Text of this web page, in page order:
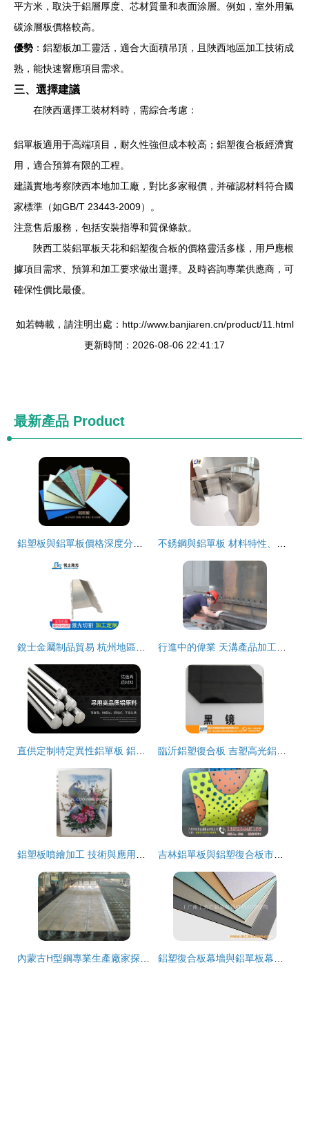
平方米，取決于鋁層厚度、芯材質量和表面涂層。例如，室外用氟
碳涂層板價格較高。
優勢 ：鋁塑板加工靈活，適合大面積吊頂，且陜西地區加工技術成
熟，能快速響應項目需求。
三、選擇建議
在陜西選擇工裝材料時，需綜合考慮：
鋁單板適用于高端項目，耐久性強但成本較高；鋁塑復合板經濟實
用，適合預算有限的工程。
建議實地考察陜西本地加工廠，對比多家報價，并確認材料符合國
家標準（如GB/T 23443-2009）。
注意售后服務，包括安裝指導和質保條款。
陜西工裝鋁單板天花和鋁塑復合板的價格靈活多樣，用戶應根
據項目需求、預算和加工要求做出選擇。及時咨詢專業供應商，可
確保性價比最優。
如若轉載，請注明出處：http://www.banjiaren.cn/product/11.html
更新時間：2026-08-06 22:41:17
最新產品 Product
鋁塑板與鋁單板價格深度分析 貴不貴，看這里 不銹鋼與鋁單板 材料特性、加工方法及應用優勢
銳士金屬制品貿易 杭州地區高質量鋁塑復合板焊接加工的卓越之選 行進中的偉業 天溝產品加工板塊如火如荼，鋁塑復合板加工領航行業新篇章
直供定制特定異性鋁單板 鋁幕墻建筑建材的創新與個性化選擇 臨沂鋁塑復合板 吉塑高光鋁塑板引領行業，專業加工成就卓越品質
鋁塑板噴繪加工 技術與應用詳解 吉林鋁單板與鋁塑復合板市場概況 廠家成本、加工與報價解析
內蒙古H型鋼專業生產廠家探索 聚焦嘉裕與行業選擇 鋁塑復合板幕墻與鋁單板幕墻的性能對比與防火幕墻的構建